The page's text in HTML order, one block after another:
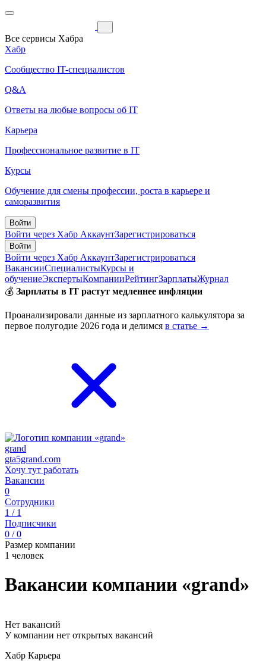
Все сервисы Хабра
Хабр
Сообщество IT-специалистов
Q&A
Ответы на любые вопросы об IT
Карьера
Профессиональное развитие в IT
Курсы
Обучение для смены профессии, роста в карьере и
саморазвития
Войти
Войти через Хабр АккаунтЗарегистрироваться
Войти
Войти через Хабр АккаунтЗарегистрироваться
ВакансииСпециалистыКурсы и
обучениеЭкспертыКомпанииРейтингЗарплатыЖурнал
💰 Зарплаты в IT растут медленнее инфляции
Проанализировали данные из зарплатного калькулятора за
первое полугодие 2026 года и делимся в статье →
grand
gta5grand.com
Хочу тут работать
Вакансии
0
Сотрудники
1 / 1
Подписчики
0 / 0
Размер компании
1 человек
Вакансии компании «grand»
Нет вакансий
У компании нет открытых вакансий
Хабр Карьера